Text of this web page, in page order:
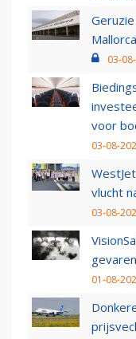
Mallorca
03-
voor
03-08-
vlucht
03-08-
01-08-